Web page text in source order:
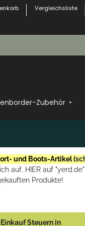
Vergleichsliste
Zubehör
und Boots-Artikel (
auf. HIER auf
Produkte!
Steuern in